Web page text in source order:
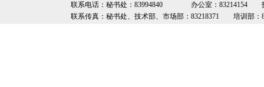
联系电话：秘书处：83994840 办公室：83214154 技
联系传真：秘书处、技术部、市场部：83218371 培训部